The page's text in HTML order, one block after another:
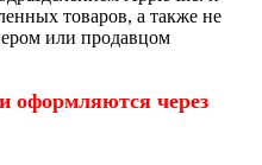
товаров, а также не
или продавцом
оформляются через